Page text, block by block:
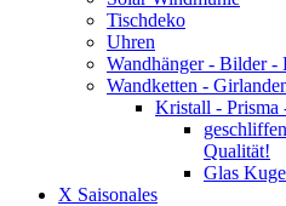
Tischdeko
Uhren
Wandhänger - Bilder -
Wandketten -
Kristall - Prisma
Qualität!
Glas
X Saisonales